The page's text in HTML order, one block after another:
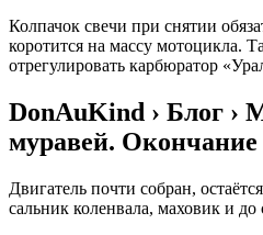
Колпачок свечи при снятии
коротится на массу мотоцикла.
отрегулировать карбюратор
DonAuKind › Блог ›
муравей. Окончание
Двигатель почти собран,
сальник коленвала, маховик и до